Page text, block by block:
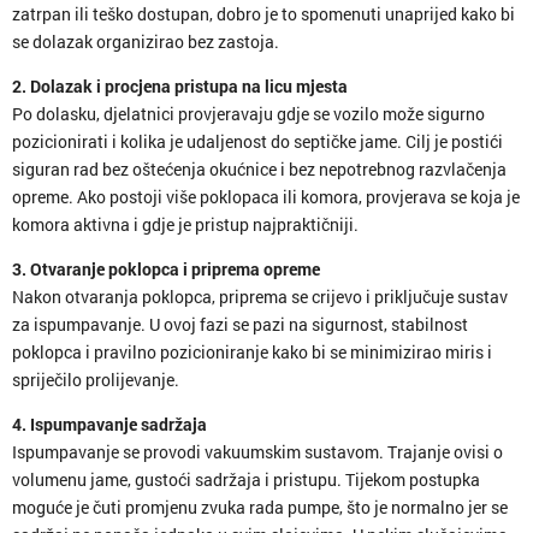
zatrpan ili teško dostupan, dobro je to spomenuti unaprijed kako bi
se dolazak organizirao bez zastoja.
2. Dolazak i procjena pristupa na licu mjesta
Po dolasku, djelatnici provjeravaju gdje se vozilo može sigurno
pozicionirati i kolika je udaljenost do septičke jame. Cilj je postići
siguran rad bez oštećenja okućnice i bez nepotrebnog razvlačenja
opreme. Ako postoji više poklopaca ili komora, provjerava se koja je
komora aktivna i gdje je pristup najpraktičniji.
3. Otvaranje poklopca i priprema opreme
Nakon otvaranja poklopca, priprema se crijevo i priključuje sustav
za ispumpavanje. U ovoj fazi se pazi na sigurnost, stabilnost
poklopca i pravilno pozicioniranje kako bi se minimizirao miris i
spriječilo prolijevanje.
4. Ispumpavanje sadržaja
Ispumpavanje se provodi vakuumskim sustavom. Trajanje ovisi o
volumenu jame, gustoći sadržaja i pristupu. Tijekom postupka
moguće je čuti promjenu zvuka rada pumpe, što je normalno jer se